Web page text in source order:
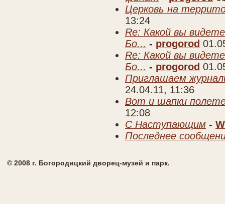
Церковь на
13:24
Re: Какой вы
Бо... - progorod
Re: Какой вы
Бо... - progorod
Приглашаем
24.04.11, 11:36
Вот и шапки
12:08
C Наступающим -
Последнее
© 2008 г. Богородицкий дворец-музей и парк.